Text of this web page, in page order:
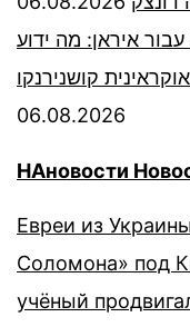
איראן: מה ידוע
קושנירנקו
06.08.2026
НАновости
Евреи из
Соломона» под
учёный